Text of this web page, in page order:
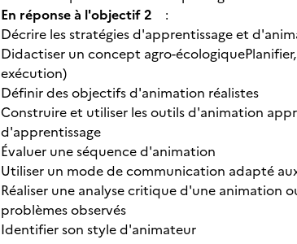
En réponse à l'objectif 2 :
Décrire les stratégies d'apprentissage et
Didactiser un concept agro-
exécution)
Définir des objectifs d'animation réalistes
Construire et utiliser les outils d'animation
d'apprentissage
Évaluer une séquence d'animation
Utiliser un mode de communication adapté
Réaliser une analyse critique d'une animation
problèmes observés
Identifier son style d'animateur